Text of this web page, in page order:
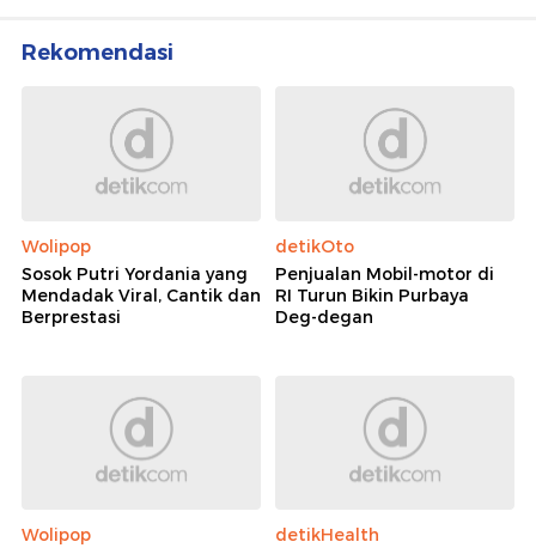
Rekomendasi
Wolipop
Sosok Putri Yordania yang
Mendadak Viral, Cantik dan
Berprestasi
detikOto
Penjualan Mobil-motor di
RI Turun Bikin Purbaya
Deg-degan
Wolipop
detikHealth